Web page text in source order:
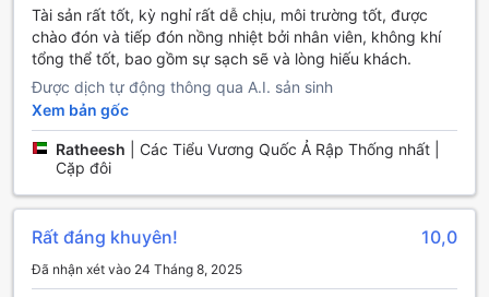
nhân cao cấp, máy sấy tóc, báo hàng ngày và các dụng cụ
vệ sinh cần thiết, giúp khách cảm thấy thoải mái như đang
ở nhà. Sự kết hợp hoàn hảo giữa tiện nghi và dịch vụ chăm
sóc khách hàng tại Delta Hotels sẽ làm cho kỳ nghỉ của bạn
trở nên thật đặc biệt.
Tiện Nghi Ẩm Thực Đa Dạng Tại Delta Hotels, Dubai
Investment Park
trải nghiệm các dịch vụ ẩm thực phong phú và tiện lợi ngay
trong khuôn viên khách sạn. Quán cà phê nổi bật mang
đến không gian thư giãn lý tưởng để thưởng thức những ly
Tài sản rất tốt, kỳ nghỉ rất dễ chịu, môi trường tốt, được
chào đón và tiếp đón nồng nhiệt bởi nhân viên, không khí
tổng thể tốt, bao gồm sự sạch sẽ và lòng hiếu khách.
Được dịch tự động thông qua A.I. sản sinh
Xem bản gốc
Ratheesh
Các Tiểu Vương Quốc Ả Rập Thống nhất |
Cặp đôi
Rất đáng khuyên! 10,0
Đã nhận xét vào 24 Tháng 8, 2025